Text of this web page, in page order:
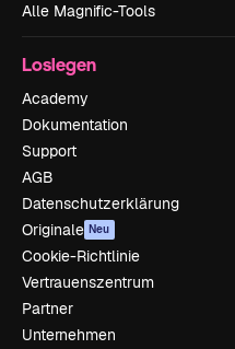
Alle Magnific-Tools
Loslegen
Academy
Dokumentation
Support
AGB
Datenschutzerklärung
Originale Neu
Cookie-Richtlinie
Vertrauenszentrum
Partner
Unternehmen